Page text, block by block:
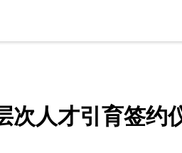
次人才引育签约